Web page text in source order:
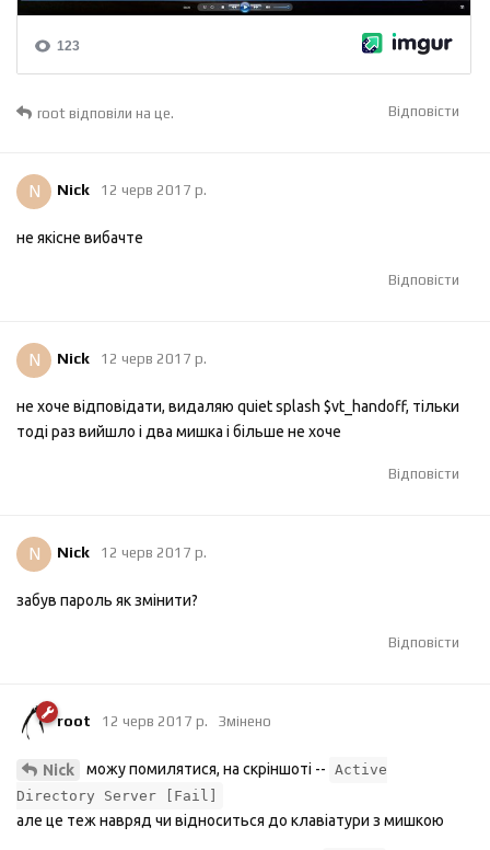
Відповісти
root відповіли на це.
N Nick 12 черв 2017 р.
не якісне вибачте
Відповісти
N Nick 12 черв 2017 р.
не хоче відповідати, видаляю quiet splash $vt_handoff, тільки
тоді раз вийшло і два мишка і більше не хоче
Відповісти
N Nick 12 черв 2017 р.
забув пароль як змінити?
Відповісти
root 12 черв 2017 р. Змінено
Nick можу помилятися, на скріншоті -- Active
Directory Server [Fail]
але це теж навряд чи відноситься до клавіатури з мишкою